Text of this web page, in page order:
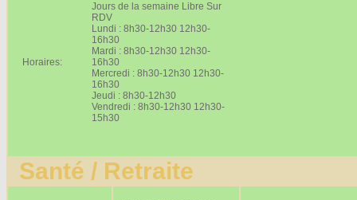
Horaires:
Jours de la semaine Libre Sur
RDV
Lundi : 8h30-12h30 12h30-
16h30
Mardi : 8h30-12h30 12h30-
16h30
Mercredi : 8h30-12h30 12h30-
16h30
Jeudi : 8h30-12h30
Vendredi : 8h30-12h30 12h30-
15h30
Santé / Retraite